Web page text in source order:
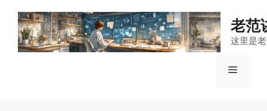
老范
这里是
菜